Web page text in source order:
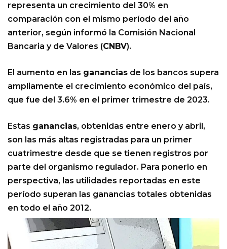
representa un crecimiento del 30% en
comparación con el mismo período del año
anterior, según informó la Comisión Nacional
Bancaria y de Valores (CNBV).
El aumento en las ganancias de los bancos supera
ampliamente el crecimiento económico del país,
que fue del 3.6% en el primer trimestre de 2023.
Estas ganancias, obtenidas entre enero y abril,
son las más altas registradas para un primer
cuatrimestre desde que se tienen registros por
parte del organismo regulador. Para ponerlo en
perspectiva, las utilidades reportadas en este
período superan las ganancias totales obtenidas
en todo el año 2012.